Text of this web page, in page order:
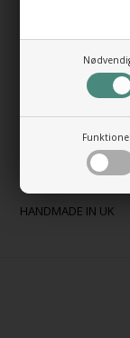
Bredde: 50 cm
Dybde: 14,5-16 cm
Antal åbninger: 3
Ydelse: 447 Watt.
Materiale: Børstet
HANDMADE IN UK